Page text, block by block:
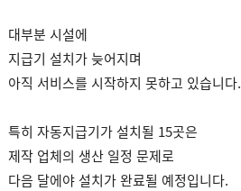
대부분 시설에
지급기 설치가 늦어지며
아직 서비스를 시작하지 못하고 있습니다.
특히 자동지급기가 설치될 15곳은
제작 업체의 생산 일정 문제로
다음 달에야 설치가 완료될 예정입니다.